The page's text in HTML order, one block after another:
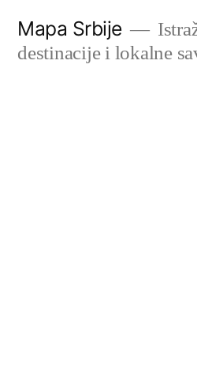
Mapa Srbije
destinacije i lokalne